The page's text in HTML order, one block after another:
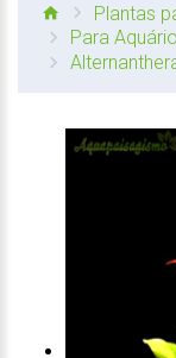
Plantas
Para